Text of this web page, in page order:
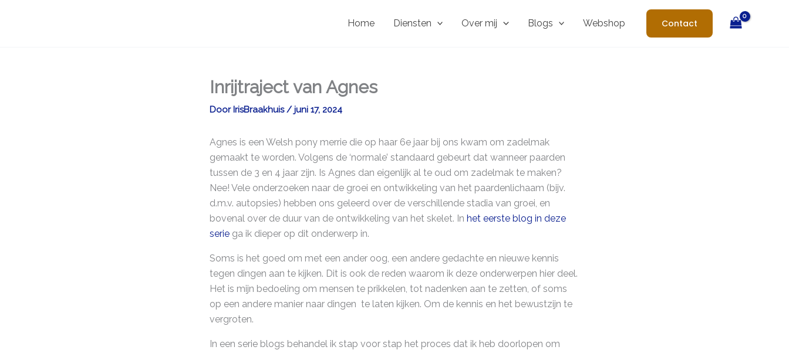
Home Diensten Over mij Blogs Webshop Contact
Inrijtraject van Agnes
Door IrisBraakhuis/juni 17, 2024
Agnes is een Welsh pony merrie die op haar 6e jaar bij ons kwam om zadelmak
gemaakt te worden. Volgens de ‘normale’ standaard gebeurt dat wanneer paarden
tussen de 3 en 4 jaar zijn. Is Agnes dan eigenlijk al te oud om zadelmak te maken?
Nee! Vele onderzoeken naar de groei en ontwikkeling van het paardenlichaam (bijv.
d.m.v. autopsies) hebben ons geleerd over de verschillende stadia van groei, en
bovenal over de duur van de ontwikkeling van het skelet. In het eerste blog in deze
serie ga ik dieper op dit onderwerp in.
Soms is het goed om met een ander oog, een andere gedachte en nieuwe kennis
tegen dingen aan te kijken. Dit is ook de reden waarom ik deze onderwerpen hier deel.
Het is mijn bedoeling om mensen te prikkelen, tot nadenken aan te zetten, of soms
op een andere manier naar dingen te laten kijken. Om de kennis en het bewustzijn te
vergroten.
In een serie blogs behandel ik stap voor stap het proces dat ik heb doorlopen om